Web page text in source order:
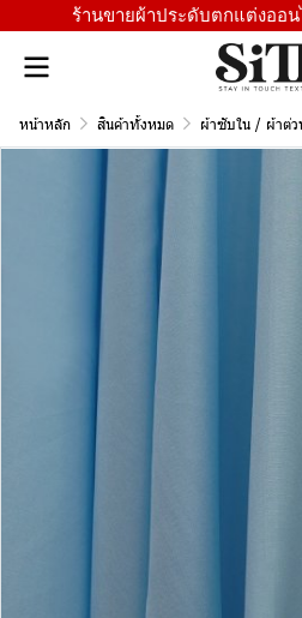
ร้านขายผ้าประดับตกแต่งออน
หน้าหลัก สินค้าทั้งหมด ผ้าซับใน / ผ้าต่ว